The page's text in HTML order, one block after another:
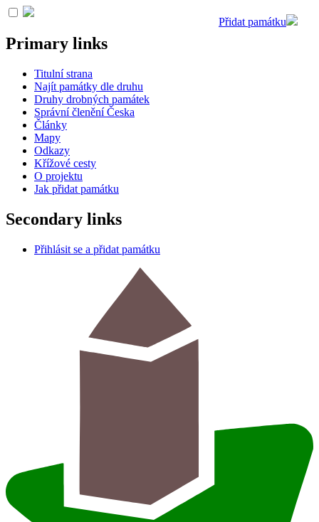
Primary links
Titulní strana
Najít památky dle druhu
Druhy drobných památek
Správní členění Česka
Články
Mapy
Odkazy
Křížové cesty
O projektu
Jak přidat památku
Secondary links
Přihlásit se a přidat památku
Přidat památku